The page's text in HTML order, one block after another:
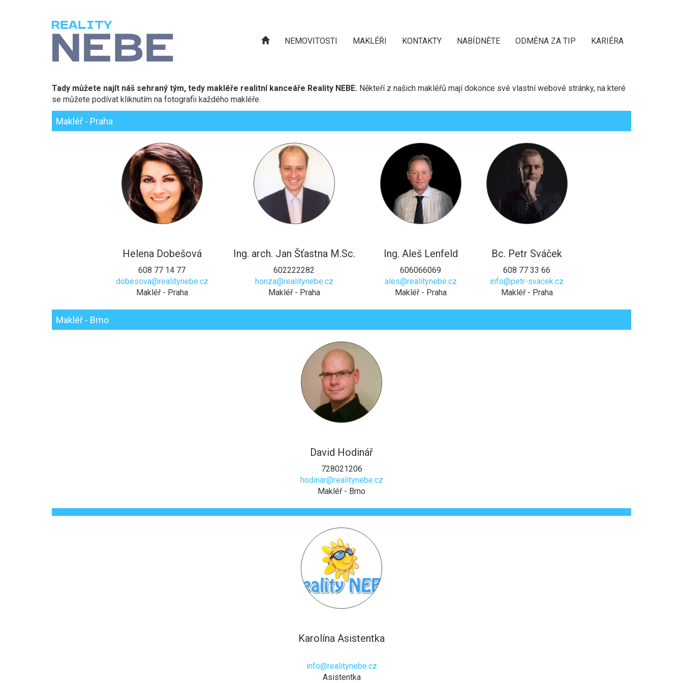
NEMOVITOSTI MAKLÉŘI KONTAKTY NABÍDNĚTE ODMĚNA ZA TIP KARIÉRA
Tady můžete najít náš sehraný tým, tedy makléře realitní kanceáře Reality NEBE. Někteří z našich makléřů mají dokonce své vlastní webové stránky, na které
se můžete podívat kliknutím na fotografii každého makléře.
Makléř - Praha
Helena Dobešová
608 77 14 77
dobesova@realitynebe.cz
Makléř - Praha
Ing. arch. Jan Šťastna M.Sc.
602222282
honza@realitynebe.cz
Makléř - Praha
Ing. Aleš Lenfeld
606066069
ales@realitynebe.cz
Makléř - Praha
Bc. Petr Sváček
608 77 33 66
info@petr-svacek.cz
Makléř - Praha
Makléř - Brno
David Hodinář
728021206
hodinar@realitynebe.cz
Makléř - Brno
Karolína Asistentka
info@realitynebe.cz
Asistentka